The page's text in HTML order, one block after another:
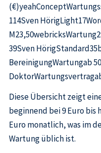
114Sven
39Sven
BereinigungWartungab
Diese Übersicht zeigt
beginnend bei 9 Euro bis
Euro monatlich, was im
Wartung üblich ist.